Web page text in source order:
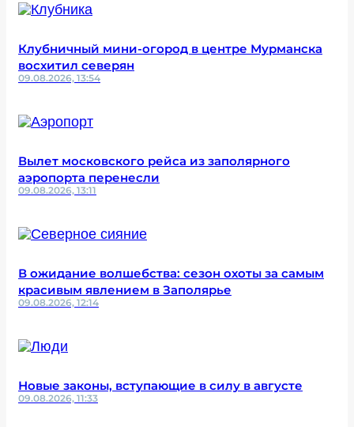
Клубничный мини-огород в центре Мурманска
восхитил северян
09.08.2026, 13:54
Вылет московского рейса из заполярного
аэропорта перенесли
09.08.2026, 13:11
В ожидание волшебства: сезон охоты за самым
красивым явлением в Заполярье
09.08.2026, 12:14
Новые законы, вступающие в силу в августе
09.08.2026, 11:33